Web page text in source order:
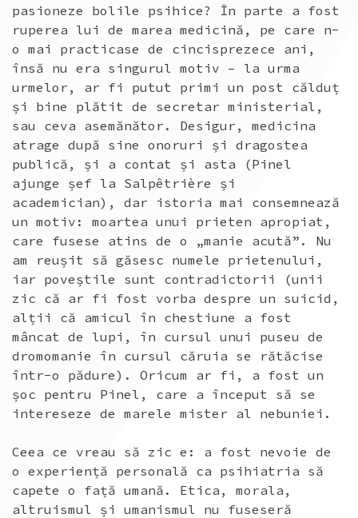
pasioneze bolile psihice? În parte a fost
ruperea lui de marea medicină, pe care n-
o mai practicase de cincisprezece ani,
însă nu era singurul motiv – la urma
urmelor, ar fi putut primi un post călduț
și bine plătit de secretar ministerial,
sau ceva asemănător. Desigur, medicina
atrage după sine onoruri și dragostea
publică, și a contat și asta (Pinel
ajunge șef la Salpêtrière și
academician), dar istoria mai consemnează
un motiv: moartea unui prieten apropiat,
care fusese atins de o „manie acută”. Nu
am reușit să găsesc numele prietenului,
iar poveștile sunt contradictorii (unii
zic că ar fi fost vorba despre un suicid,
alții că amicul în chestiune a fost
mâncat de lupi, în cursul unui puseu de
dromomanie în cursul căruia se rătăcise
într-o pădure). Oricum ar fi, a fost un
șoc pentru Pinel, care a început să se
intereseze de marele mister al nebuniei.
Ceea ce vreau să zic e: a fost nevoie de
o experiență personală ca psihiatria să
capete o față umană. Etica, morala,
altruismul și umanismul nu fuseseră